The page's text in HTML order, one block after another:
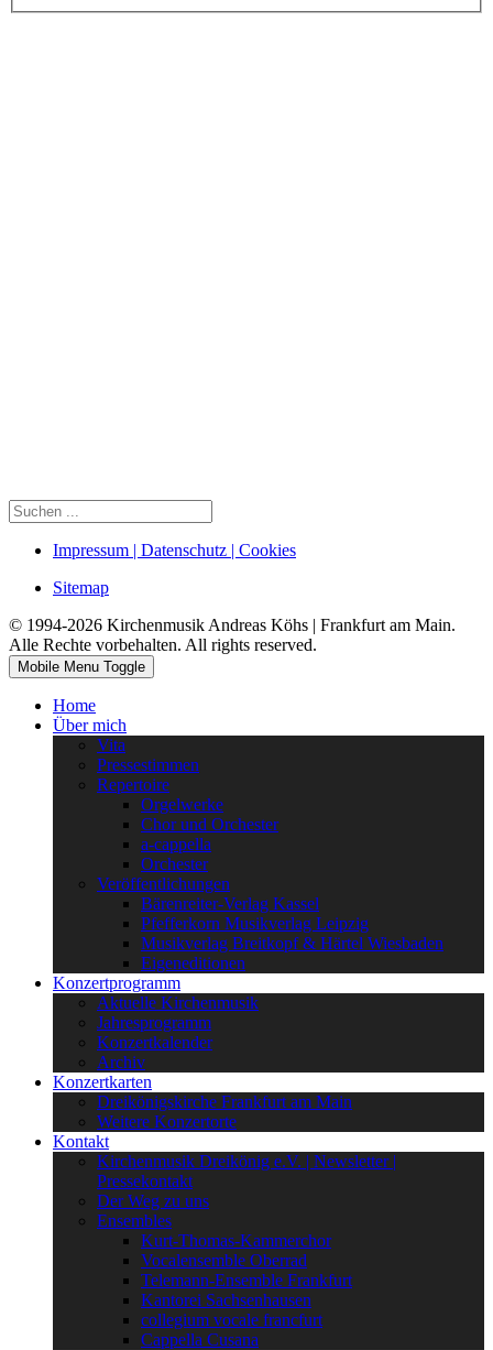
Impressum | Datenschutz | Cookies
Sitemap
© 1994-2026 Kirchenmusik Andreas Köhs | Frankfurt am Main.
Alle Rechte vorbehalten. All rights reserved.
Mobile Menu Toggle
Home
Über mich
Vita
Pressestimmen
Repertoire
Orgelwerke
Chor und Orchester
a-cappella
Orchester
Veröffentlichungen
Bärenreiter-Verlag Kassel
Pfefferkorn Musikverlag Leipzig
Musikverlag Breitkopf & Härtel Wiesbaden
Eigeneditionen
Konzertprogramm
Aktuelle Kirchenmusik
Jahresprogramm
Konzertkalender
Archiv
Konzertkarten
Dreikönigskirche Frankfurt am Main
Weitere Konzertorte
Kontakt
Kirchenmusik Dreikönig e.V. | Newsletter |
Pressekontakt
Der Weg zu uns
Ensembles
Kurt-Thomas-Kammerchor
Vocalensemble Oberrad
Telemann-Ensemble Frankfurt
Kantorei Sachsenhausen
collegium vocale francfurt
Cappella Cusana